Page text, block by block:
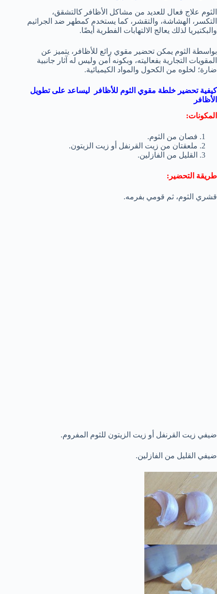
الثوم علاج فعال للعديد من مشاكل الأظافر كالتشقق،
التكسر، الهشاشة، والتقشر، كما يستخدم كمطهر ضد الجراثيم
والبكتيريا لذلك يعالج الالتهابات الفطرية أيضًا.
بواسطة الثوم يمكن تحضير مقوي رائع للأظافر، يتميز عن
المقويات التجارية بفعاليته، وبكونه آمن وليس له آثار جانبية
ضارة؛ لخلوه من الكحول والمواد الكيميائية.
كيفية تحضير خلطة مقوي الثوم للأظافر ليساعد على تطويل
الأظافر
المكونات:
فصان من الثوم.
ملعقتان من زيت القرنفل أو زيت الزيتون.
القليل من الفازلين.
طريقة التحضير:
قشري الثوم، ثم قومي بفرمه.
ضيفي زيت القرنفل أو زيت الزيتون للثوم المفروم.
ضيفي القليل من الفازلين.